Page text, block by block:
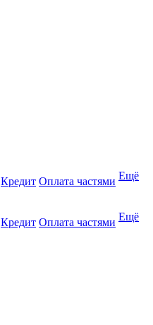
Кредит Оплата частями Ещё
Кредит Оплата частями Ещё